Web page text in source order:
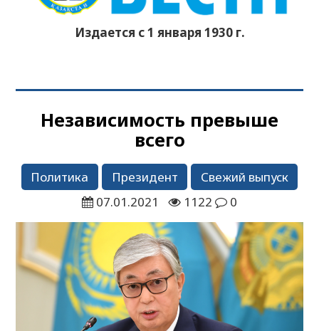
Издается с 1 января 1930 г.
Независимость превыше
всего
Политика Президент
Свежий выпуск
07.01.2021
1122 0